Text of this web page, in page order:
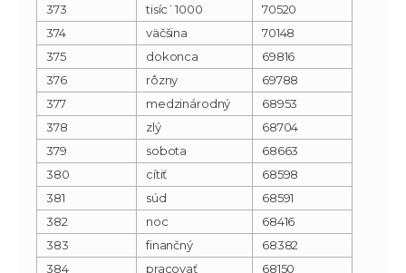
373
tisíc`1000
70520
374
väčšina
70148
375
dokonca
69816
376
rôzny
69788
377
medzinárodný
68953
378
zlý
68704
379
sobota
68663
380
cítiť
68598
381
súd
68591
382
noc
68416
383
finančný
68382
384
pracovať
68150